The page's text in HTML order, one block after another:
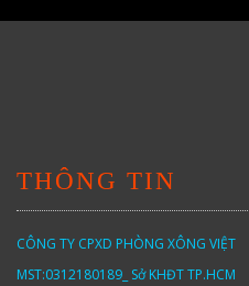
THÔNG TIN
CÔNG TY CPXD PHÒNG XÔNG VIỆT
MST:0312180189_ Sở KHĐT TP.HCM